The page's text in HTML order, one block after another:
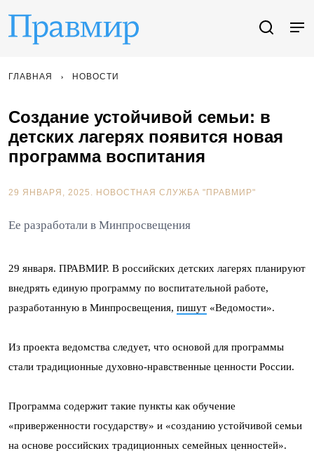
ГЛАВНАЯ НОВОСТИ
Создание устойчивой семьи: в
детских лагерях появится новая
программа воспитания
29 ЯНВАРЯ, 2025. НОВОСТНАЯ СЛУЖБА "ПРАВМИР"
Ее разработали в Минпросвещения
29 января. ПРАВМИР. В российских детских лагерях планируют
внедрять единую программу по воспитательной работе,
разработанную в Минпросвещения, пишут «Ведомости».
Из проекта ведомства следует, что основой для программы
стали традиционные духовно-нравственные ценности России.
Программа содержит такие пункты как обучение
«приверженности государству» и «созданию устойчивой семьи
на основе российских традиционных семейных ценностей».